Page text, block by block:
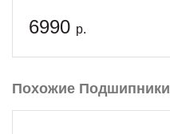
6990 р.
Похожие Подшипники